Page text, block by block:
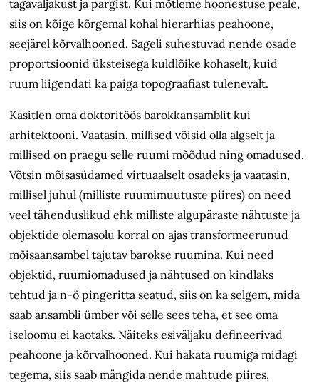
tagaväljakust ja pargist. Kui mõtleme hoonestuse peale,
siis on kõige kõrgemal kohal hierarhias peahoone,
seejärel kõrvalhooned. Sageli suhestuvad nende osade
proportsioonid üksteisega kuldlõike kohaselt, kuid
ruum liigendati ka paiga topograafiast tulenevalt.
Käsitlen oma doktoritöös barokk­ansamblit kui
arhitektooni. Vaatasin, millised võisid olla algselt ja
millised on praegu selle ruumi mõõdud ning omadused.
Võtsin mõisasüdamed virtuaalselt osadeks ja vaatasin,
millisel juhul (milliste ruumimuutuste piires) on need
veel tähenduslikud ehk milliste algu­päraste nähtuste ja
objektide olemasolu korral on ajas transformeerunud
mõisaansambel tajutav barokse ruumina. Kui need
objektid, ruumiomadused ja nähtused on kindlaks
tehtud ja n-ö pinge­ritta seatud, siis on ka selgem, mida
saab ansambli ümber või selle sees teha, et see oma
iseloomu ei kaotaks. Näiteks esiväljaku defineerivad
peahoone ja kõrvalhooned. Kui hakata ruumiga midagi
tegema, siis saab mängida nende mahtude piires,